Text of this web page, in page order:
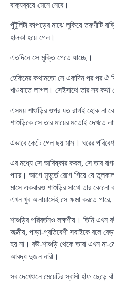
বাক্যব্যয়ে মেনে নেবে।
পুঁটুলিটা কাপড়ের মাঝে লুকিয়ে তরুণীটি
হালকা হয়ে গেল।
এতদিনে সে মুক্তি পেতে যাচ্ছে।
হেকিমের কথামতো সে একদিন পর পর ঐ
খাওয়াতে লাগল। সেইসাথে তার সব কথা
এসময় শাশুড়ির ওপর যত রাগই হোক না
শাশুড়িকে সে তার মায়ের মতোই দেখতে
এভাবে কেটে গেল ছয় মাস। ঘরের
এর মধ্যে সে আবিষ্কার করল, সে তার
পারে। আগে মুহূর্তে রেগে গিয়ে যে
মাসে একবারও শাশুড়ির সাথে তার
এখন খুব অনায়াসেই সে ক্ষমা করতে পারে,
শাশুড়ির পরিবর্তনও লক্ষণীয়। তিনি এখন
আত্মীয়, পাড়া-প্রতিবেশী সবাইকে বলে
হয় না। বউ-শাশুড়ি থেকে তারা এখন মা-
আবদ্ধ দুজন নারী।
সব দেখেশুনে মেয়েটির স্বামী হাঁফ ছেড়ে